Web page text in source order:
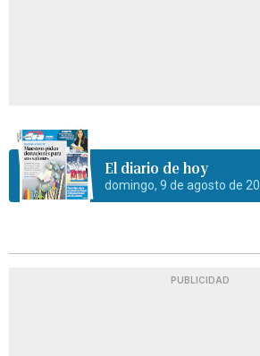
El diario de hoy
domingo, 9 de agosto de
PUBLICIDAD